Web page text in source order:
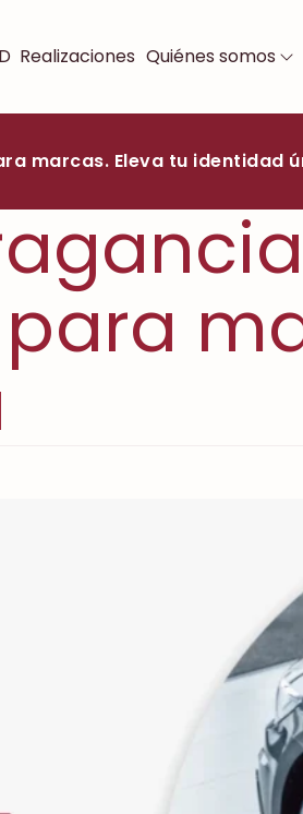
Realizaciones Quiénes somos
marcas. Eleva tu identidad